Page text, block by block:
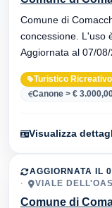
Comune di
concessione.
Turistico Ricreativo
Canone > €
Visualizza
AGGIORNATA IL
VIALE
Comune di